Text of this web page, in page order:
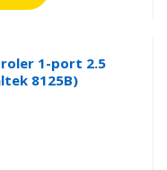
1-port 2.5
8125B)